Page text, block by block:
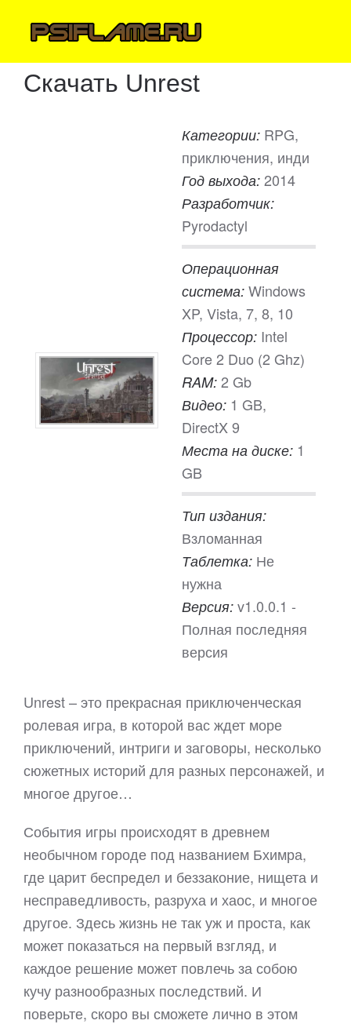
Скачать Unrest
Категории: RPG,
приключения, инди
Год выхода: 2014
Разработчик:
Pyrodactyl
Операционная
система: Windows
XP, Vista, 7, 8, 10
Процессор: Intel
Core 2 Duo (2 Ghz)
RAM: 2 Gb
Видео: 1 GB,
DirectX 9
Места на диске: 1
GB
Тип издания:
Взломанная
Таблетка: Не
нужна
Версия: v1.0.0.1 -
Полная последняя
версия
Unrest – это прекрасная приключенческая
ролевая игра, в которой вас ждет море
приключений, интриги и заговоры, несколько
сюжетных историй для разных персонажей, и
многое другое…
События игры происходят в древнем
необычном городе под названием Бхимра,
где царит беспредел и беззаконие, нищета и
несправедливость, разруха и хаос, и многое
другое. Здесь жизнь не так уж и проста, как
может показаться на первый взгляд, и
каждое решение может повлечь за собою
кучу разнообразных последствий. И
поверьте, скоро вы сможете лично в этом